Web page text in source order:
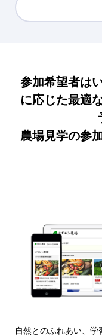
参加希望者は
に応じた最適
農場見学の参
自然とのふれあい、